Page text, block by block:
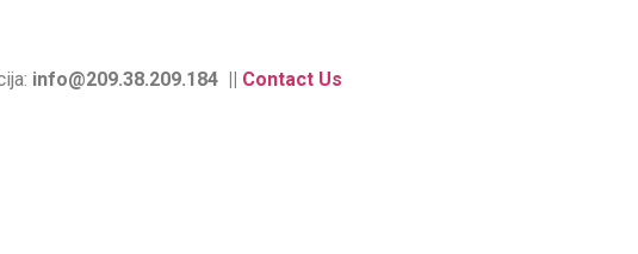
info@209.38.209.184 || Contact Us